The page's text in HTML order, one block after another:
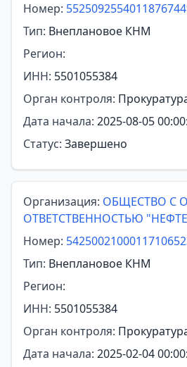
Номер:
Тип: Внеплановое КНМ
Регион:
ИНН: 5501055384
Орган контроля:
Дата начала: 2025-08-05
Статус: Завершено
Организация: ОБЩЕСТВО С
ОТВЕТСТВЕННОСТЬЮ
Номер:
Тип: Внеплановое КНМ
Регион:
ИНН: 5501055384
Орган контроля:
Дата начала: 2025-02-04